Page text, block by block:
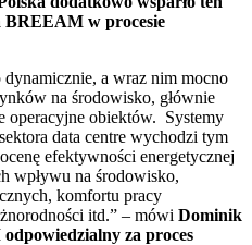
BREEAM w procesie
dynamicznie, a wraz nim mocno
na środowisko, głównie
operacyjne obiektów. Systemy
data centre wychodzi tym
efektywności energetycznej
wpływu na środowisko,
komfortu pracy
itd.” – mówi Dominik
za proces